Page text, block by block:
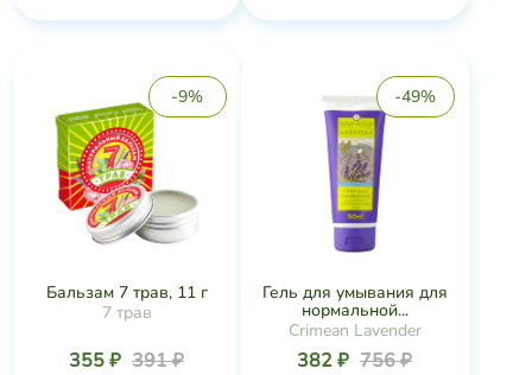
-9%
Бальзам 7 трав, 11 г
7 трав
355 ₽ 391 ₽
-49%
Гель для умывания для
нормальной...
Crimean Lavender
382 ₽ 756 ₽